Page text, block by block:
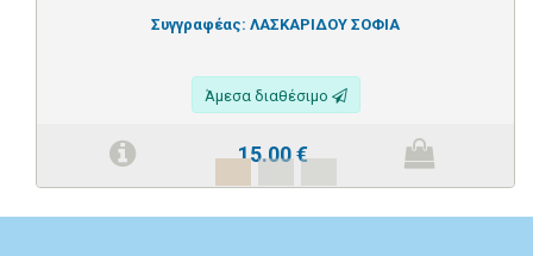
Συγγραφέας: ΛΑΣΚΑΡΙΔΟΥ ΣΟΦΙΑ
Άμεσα διαθέσιμο
15.00€